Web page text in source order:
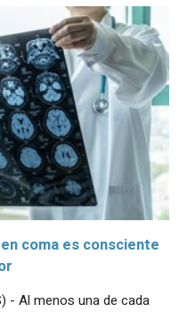
coma es consciente
- Al menos una de cada